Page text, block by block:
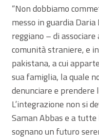
“Non dobbiamo
messo in guardia
reggiano – di
comunità straniere, e
pakistana, a cui
sua famiglia, la quale
denunciare e prendere
L’integrazione non si
Saman Abbas e a
sognano un futuro